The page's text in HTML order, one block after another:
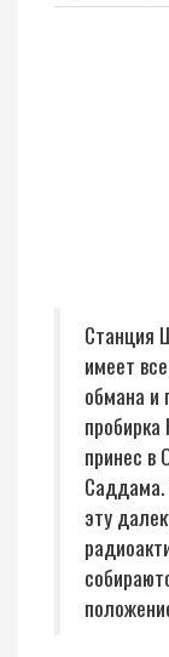
Станция
имеет
обмана и
принес в
Саддама.
эту